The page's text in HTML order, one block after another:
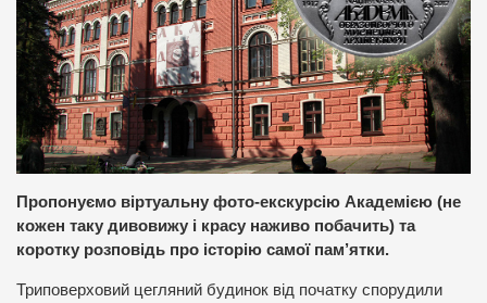
Пропонуємо віртуальну фото-екскурсію Академією (не
кожен таку дивовижу і красу наживо побачить) та
коротку розповідь про історію самої пам’ятки.
Триповерховий цегляний будинок від початку спорудили